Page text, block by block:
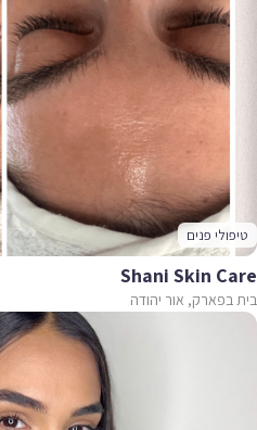
טיפולי פנים
Shani Skin Care
בית בפארק, אור יהודה